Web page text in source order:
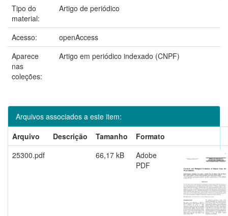
Tipo do
material:
Artigo de periódico
Acesso:
openAccess
Aparece
nas
coleções:
Artigo em periódico indexado (CNPF)
Arquivos associados a este item:
Arquivo
Descrição Tamanho
Formato
25300.pdf
66,17 kB
Adobe
PDF